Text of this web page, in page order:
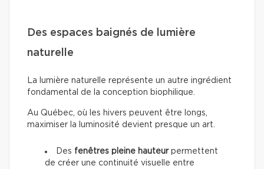
Des espaces baignés de lumière
naturelle
La lumière naturelle représente un autre ingrédient
fondamental de la conception biophilique.
Au Québec, où les hivers peuvent être longs,
maximiser la luminosité devient presque un art.
Des fenêtres pleine hauteurpermettent
de créer une continuité visuelle entre